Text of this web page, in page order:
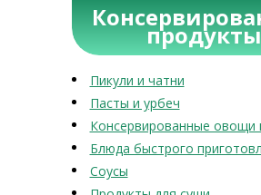
продукты
Пикули и чатни
Пасты и урбеч
Консервированные овощи
Блюда быстрого
Соусы